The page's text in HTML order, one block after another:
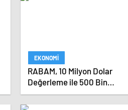
EKONOMI
RABAM, 10 Milyon Dolar
Değerleme ile 500 Bin
Dolarlık Yatırım Aldı